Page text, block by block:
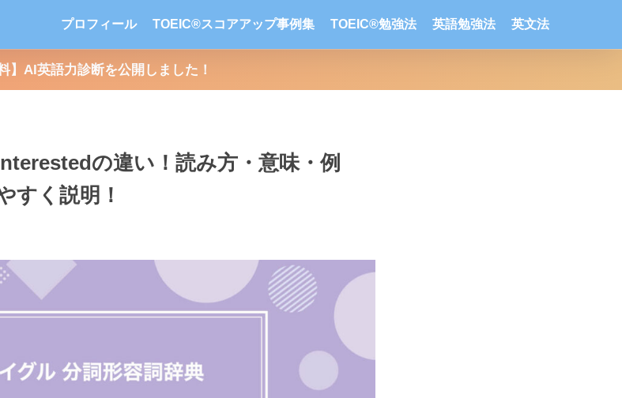
プロフィール TOEIC®スコアアップ事例集 TOEIC®勉強法 英語勉強法 英文法
料】AI英語力診断を公開しました！
の違い！読み方・意味・例
すく説明！